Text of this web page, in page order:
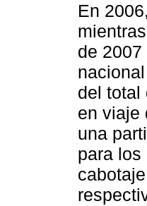
En
de
del total
en viaje
una
para los